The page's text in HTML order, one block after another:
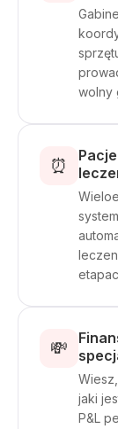
wolny
⏰
💸
jaki
P&L